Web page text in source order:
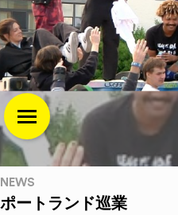
NEWS
ポートランド巡業